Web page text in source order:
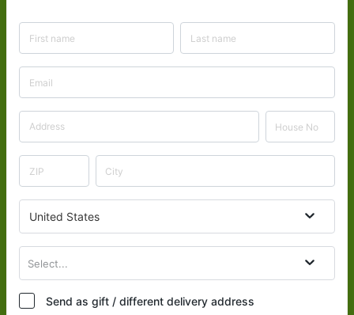
United States
Select...
Send as gift / different delivery address